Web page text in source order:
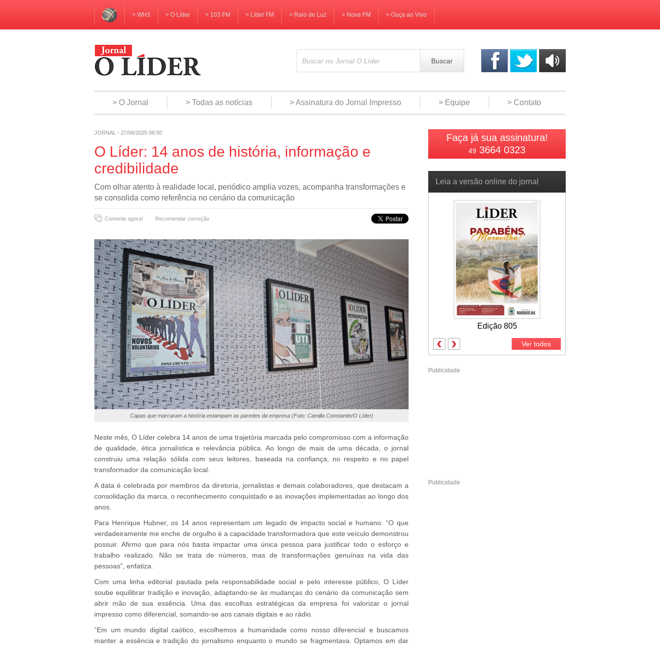
> WH3 > O Líder > 103 FM > Líder FM > Raio de Luz > Nova FM > Ouça ao Vivo
Buscar
> O Jornal
> Todas as notícias > Assinatura do Jornal Impresso > Equipe > Contato
JORNAL - 27/06/2025 08:50
O Líder: 14 anos de história, informação e
credibilidade
Com olhar atento à realidade local, periódico amplia vozes, acompanha transformações e
se consolida como referência no cenário da comunicação
Comente agora! Recomendar correção
Capas que marcaram a história estampam as paredes da empresa (Foto: Camilla Constantin/O Líder)
Neste mês, O Líder celebra 14 anos de uma trajetória marcada pelo compromisso com a informação
de qualidade, ética jornalística e relevância pública. Ao longo de mais de uma década, o jornal
construiu uma relação sólida com seus leitores, baseada na confiança, no respeito e no papel
transformador da comunicação local.
A data é celebrada por membros da diretoria, jornalistas e demais colaboradores, que destacam a
consolidação da marca, o reconhecimento conquistado e as inovações implementadas ao longo dos
anos.
Para Henrique Hubner, os 14 anos representam um legado de impacto social e humano. “O que
verdadeiramente me enche de orgulho é a capacidade transformadora que este veículo demonstrou
possuir. Afirmo que para nós basta impactar uma única pessoa para justificar todo o esforço e
trabalho realizado. Não se trata de números, mas de transformações genuínas na vida das
pessoas”, enfatiza.
Com uma linha editorial pautada pela responsabilidade social e pelo interesse público, O Líder
soube equilibrar tradição e inovação, adaptando-se às mudanças do cenário da comunicação sem
abrir mão de sua essência. Uma das escolhas estratégicas da empresa foi valorizar o jornal
impresso como diferencial, somando-se aos canais digitais e ao rádio.
“Em um mundo digital caótico, escolhemos a humanidade como nosso diferencial e buscamos
manter a essência e tradição do jornalismo enquanto o mundo se fragmentava. Optamos em dar
Faça já sua assinatura!
49 3664 0323
Leia a versão online do jornal
Edição 805
Ver todos
Publicidade
Publicidade